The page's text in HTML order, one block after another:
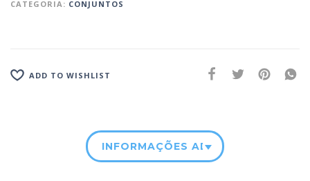
CATEGORIA: CONJUNTOS
ADD TO WISHLIST
INFORMAÇÕES ADICIONAIS